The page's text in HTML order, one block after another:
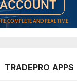
TRADEPRO APPS